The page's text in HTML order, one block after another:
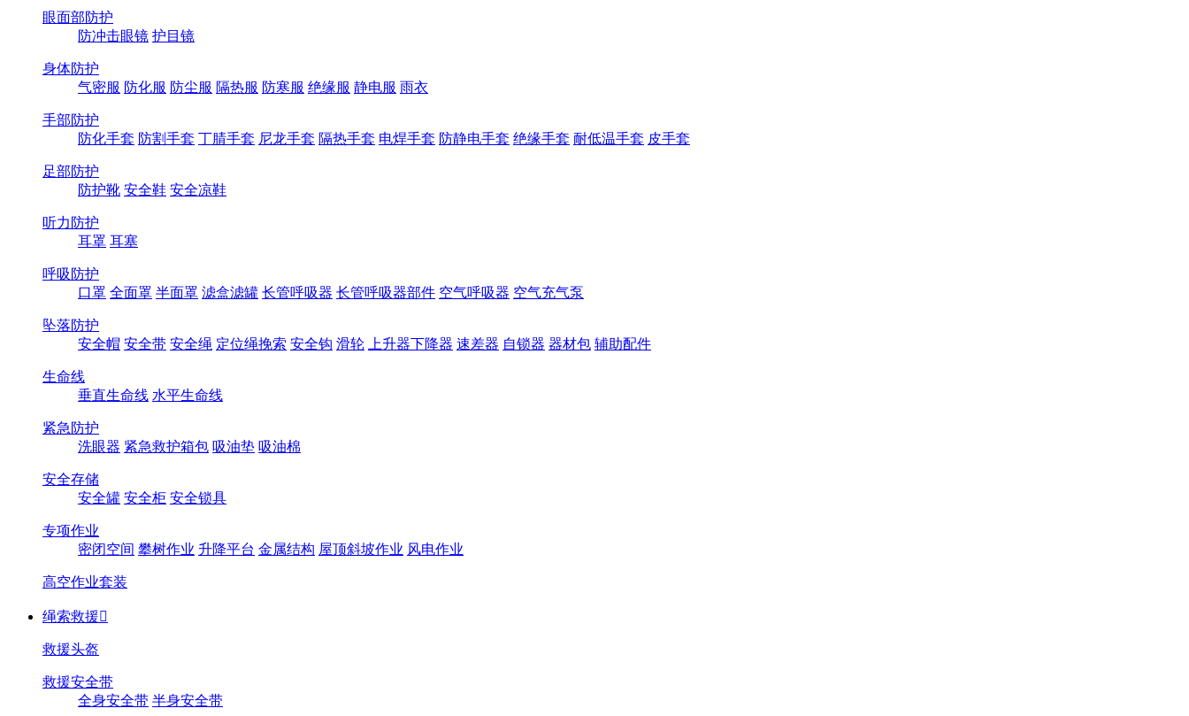
眼面部防护
防冲击眼镜 护目镜
身体防护
气密服 防化服 防尘服 隔热服 防寒服 绝缘服 静电服 雨衣
手部防护
防化手套 防割手套 丁腈手套 尼龙手套 隔热手套 电焊手套 防静电手套 绝缘手套 耐低温手套 皮手套
足部防护
防护靴 安全鞋 安全凉鞋
听力防护
耳罩 耳塞
呼吸防护
口罩 全面罩 半面罩 滤盒滤罐 长管呼吸器 长管呼吸器部件 空气呼吸器 空气充气泵
坠落防护
安全帽 安全带 安全绳 定位绳挽索 安全钩 滑轮 上升器下降器 速差器 自锁器 器材包 辅助配件
生命线
垂直生命线 水平生命线
紧急防护
洗眼器 紧急救护箱包 吸油垫 吸油棉
安全存储
安全罐 安全柜 安全锁具
专项作业
密闭空间 攀树作业 升降平台 金属结构 屋顶斜坡作业 风电作业
高空作业套装
绳索救援
救援头盔
救援安全带
全身安全带 半身安全带